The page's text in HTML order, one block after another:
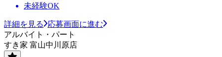
未経験OK
詳細を見る
応募画面に進む
アルバイト・パート
すき家 富山中川原店